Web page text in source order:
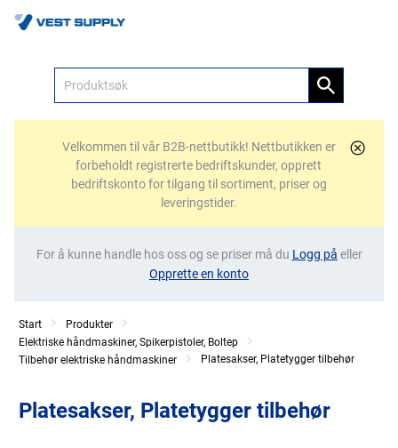
Velkommen til vår B2B-nettbutikk! Nettbutikken er
forbeholdt registrerte bedriftskunder, opprett
bedriftskonto for tilgang til sortiment, priser og
leveringstider.
For å kunne handle hos oss og se priser må du Logg på eller
Opprette en konto
Start
Produkter
Elektriske håndmaskiner, Spikerpistoler, Boltep
Tilbehør elektriske håndmaskiner
Platesakser, Platetygger tilbehør
Platesakser, Platetygger tilbehør